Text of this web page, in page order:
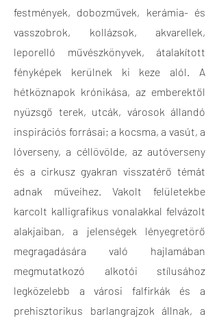
festmények, dobozművek, kerámia- és
vasszobrok, kollázsok, akvarellek,
leporelló művészkönyvek, átalakított
fényképek kerülnek ki keze alól. A
hétköznapok krónikása, az emberektől
nyüzsgő terek, utcák, városok állandó
inspirációs forrásai; a kocsma, a vasút, a
lóverseny, a céllövölde, az autóverseny
és a cirkusz gyakran visszatérő témát
adnak műveihez. Vakolt felületekbe
karcolt kalligrafikus vonalakkal felvázolt
alakjaiban, a jelenségek lényegretörő
megragadására való hajlamában
megmutatkozó alkotói stílusához
legközelebb a városi falfirkák és a
prehisztorikus barlangrajzok állnak, a